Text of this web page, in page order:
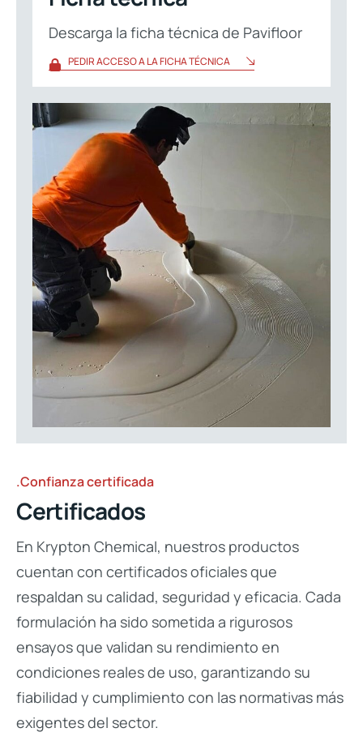
Descarga la ficha técnica de Pavifloor
PEDIR ACCESO A LA FICHA TÉCNICA
.Confianza certificada
Certificados
En Krypton Chemical, nuestros productos
cuentan con certificados oficiales que
respaldan su calidad, seguridad y eficacia. Cada
formulación ha sido sometida a rigurosos
ensayos que validan su rendimiento en
condiciones reales de uso, garantizando su
fiabilidad y cumplimiento con las normativas más
exigentes del sector.